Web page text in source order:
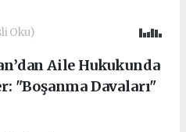
Oku)
Aile Hukukunda
"Boşanma Davaları"